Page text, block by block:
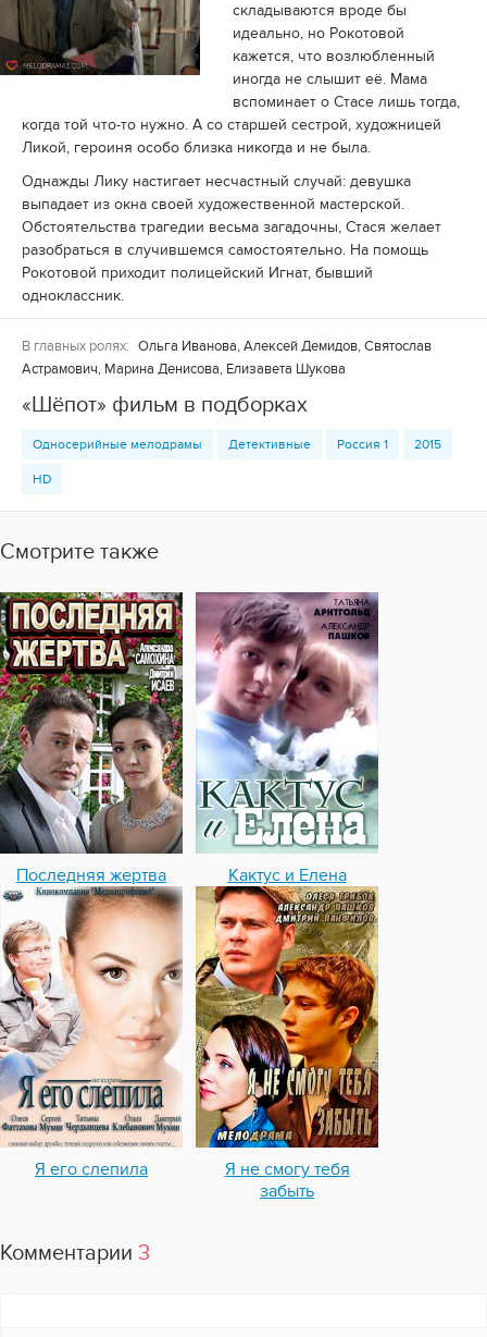
складываются вроде бы
идеально, но Рокотовой
кажется, что возлюбленный
иногда не слышит её. Мама
вспоминает о Стасе лишь тогда,
когда той что-то нужно. А со старшей сестрой, художницей
Ликой, героиня особо близка никогда и не была.
Однажды Лику настигает несчастный случай: девушка
выпадает из окна своей художественной мастерской.
Обстоятельства трагедии весьма загадочны, Стася желает
разобраться в случившемся самостоятельно. На помощь
Рокотовой приходит полицейский Игнат, бывший
одноклассник.
В главных ролях: Ольга Иванова, Алексей Демидов, Святослав
Астрамович, Марина Денисова, Елизавета Шукова
«Шёпот» фильм в подборках
Односерийные мелодрамы Детективные Россия 1 2015
HD
Смотрите также
Последняя жертва Кактус и Елена
Я его слепила
Я не смогу тебя
забыть
Комментарии 3